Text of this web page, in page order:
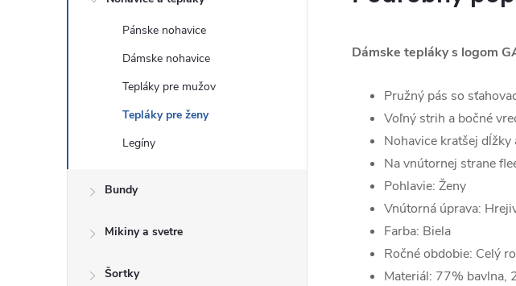
Pánske nohavice
Dámske nohavice
Tepláky pre mužov
Tepláky pre ženy
Legíny
Bundy
Mikiny a svetre
Šortky
Dámske tepláky s logom
Pružný pás so
Voľný strih a bočné
Nohavice kratšej
Na vnútornej strane
Pohlavie: Ženy
Vnútorná úprava:
Farba: Biela
Ročné obdobie: Celý
Materiál: 77% bavlna,